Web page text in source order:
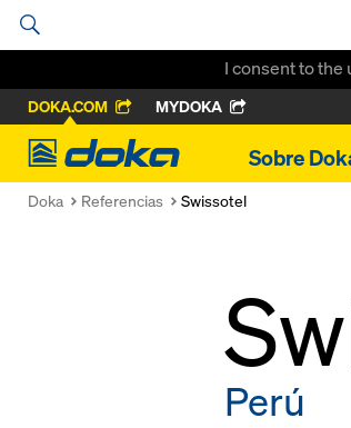
I consent to
DOKA.COM MYDOKA
Doka
Sobre
Doka Referencias Swissotel
Perú